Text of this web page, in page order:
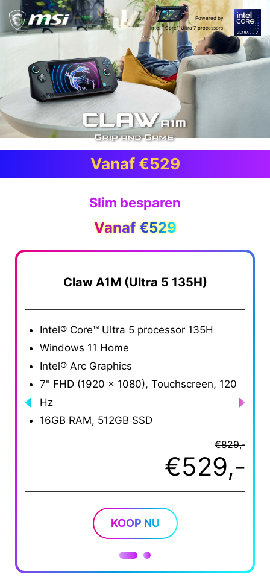
Powered by
Intel®Core™ Ultra 7 processors
Vanaf €529
Slim besparen
Vanaf €529
Claw A1M (Ultra 5 135H)
Intel® Core™ Ultra 5 processor 135H
Windows 11 Home
Intel® Arc Graphics
7" FHD (1920 x 1080), Touchscreen, 120
Hz
16GB RAM, 512GB SSD
€829,-
€529,-
KOOP NU